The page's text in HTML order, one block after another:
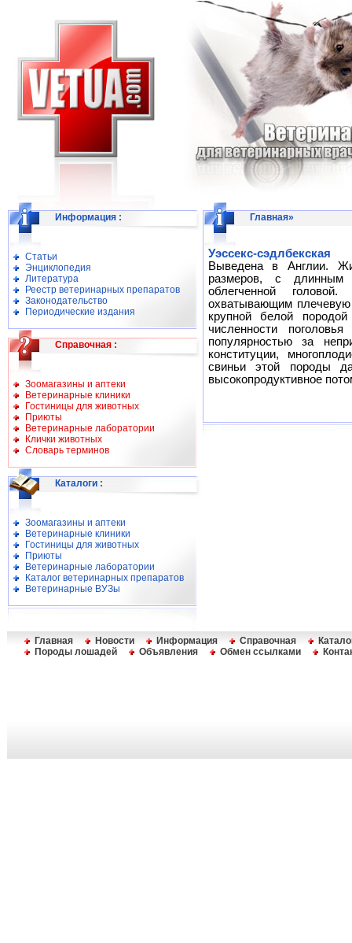
Информация :
Статьи
Энциклопедия
Литература
Реестр ветеринарных препаратов
Законодательство
Периодические издания
Справочная :
Зоомагазины и аптеки
Ветеринарные клиники
Гостиницы для животных
Приюты
Ветеринарные лаборатории
Клички животных
Словарь терминов
Каталоги :
Зоомагазины и аптеки
Ветеринарные клиники
Гостиницы для животных
Приюты
Ветеринарные лаборатории
Каталог ветеринарных препаратов
Ветеринарные ВУЗы
Главная»
Уэссекс-сэдлбекская
Выведена в Англии.
размеров, с длинным
облегченной
охватывающим
крупной белой
численности
популярностью за
конституции,
свиньи этой породы
высокопродуктивное
Главная Новости Информация Справочная
Породы лошадей
Объявления Обмен ссылками